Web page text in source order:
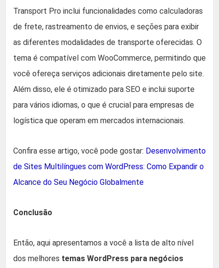
Transport Pro inclui funcionalidades como calculadoras
de frete, rastreamento de envios, e seções para exibir
as diferentes modalidades de transporte oferecidas. O
tema é compatível com WooCommerce, permitindo que
você ofereça serviços adicionais diretamente pelo site.
Além disso, ele é otimizado para SEO e inclui suporte
para vários idiomas, o que é crucial para empresas de
logística que operam em mercados internacionais.
Confira esse artigo, você pode gostar: Desenvolvimento
de Sites Multilíngues com WordPress: Como Expandir o
Alcance do Seu Negócio Globalmente
Conclusão
Então, aqui apresentamos a você a lista de alto nível
dos melhores temas WordPress para negócios